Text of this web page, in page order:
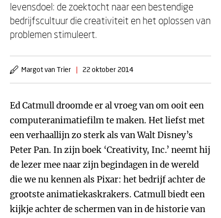
levensdoel: de zoektocht naar een bestendige
bedrijfscultuur die creativiteit en het oplossen van
problemen stimuleert.
Margot van Trier | 22 oktober 2014
Ed Catmull droomde er al vroeg van om ooit een
computeranimatiefilm te maken. Het liefst met
een verhaallijn zo sterk als van Walt Disney’s
Peter Pan. In zijn boek ‘Creativity, Inc.’ neemt hij
de lezer mee naar zijn begindagen in de wereld
die we nu kennen als Pixar: het bedrijf achter de
grootste animatiekaskrakers. Catmull biedt een
kijkje achter de schermen van in de historie van